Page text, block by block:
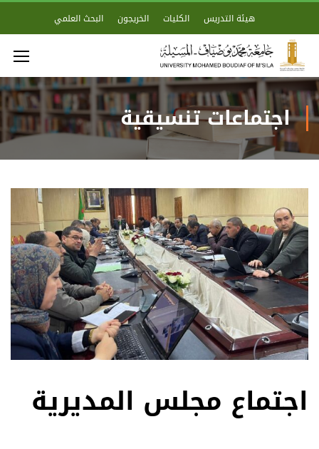
هيئة التدريس الكليات الخريجون البحث العلمي
اجتماعات تنسيقية
اجتماع مجلس المديرية